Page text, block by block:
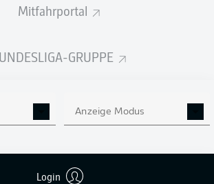
Mitfahrportal
GRUPPE
Anzeige Modus
Login
veränderte die Anfangsformation vom
auf drei Positionen im Vergleich
Günter, der sich erneut den Arm
rückte Lukas Kübler